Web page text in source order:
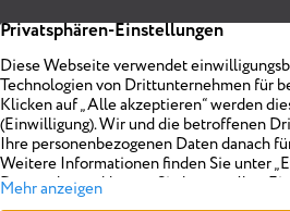
energetischer Sanierung binnen 54
Immobilien
Projekte
Vermarkten